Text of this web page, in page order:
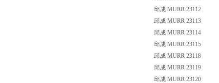
邱成 MURR 23112
邱成 MURR 23113
邱成 MURR 23114
邱成 MURR 23115
邱成 MURR 23118
邱成 MURR 23119
邱成 MURR 23120